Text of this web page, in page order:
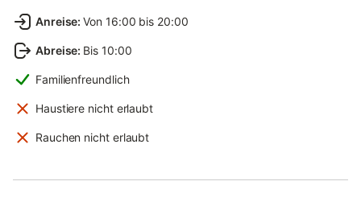
Anreise: Von 16:00 bis 20:00
Abreise: Bis 10:00
Familienfreundlich
Haustiere nicht erlaubt
Rauchen nicht erlaubt